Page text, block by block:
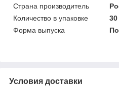
Страна производитель
Количество в упаковке
Форма выпуска
Условия доставки